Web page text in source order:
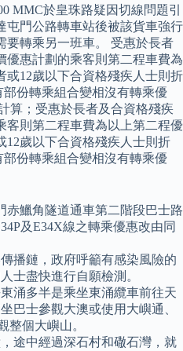
MMC於皇珠路疑因切線問題引
屯門公路轉車站後被該貨車強行
要轉乘另一班車。 受惠於長者
優惠計劃的乘客則第二程車費為
或12歲以下合資格殘疾人士則折
份轉乘組合變相沒有轉乘優
算；受惠於長者及合資格殘疾
客則第二程車費為以上第二程優
12歲以下合資格殘疾人士則折
份轉乘組合變相沒有轉乘優
赤鱲角隧道通車第二階段巴士路
及E34X線之轉乘優惠改由同
播鏈，政府呼籲有感染風險的
士盡快進行自願檢測。
涌多半是乘坐東涌纜車前往天
巴士參觀大澳或使用大嶼通、
整個大嶼山。
途中經過深石村和䃟石灣，就